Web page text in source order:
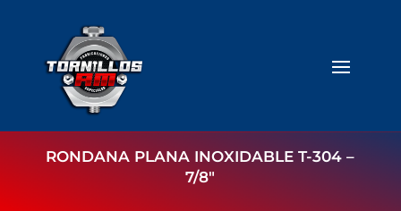
RONDANA PLANA INOXIDABLE T-304 –
7/8″